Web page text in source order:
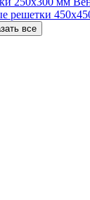
решетки
все